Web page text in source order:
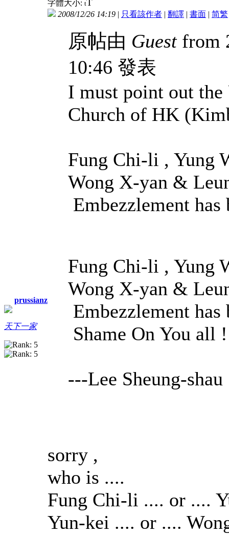
prussianz
天下一家
字體大小: t
2008/12/26 14:19 | 只看該作者 | 翻譯 | 書面 | 简繁
原帖由 Guestfrom
10:46 發表
I must point out the
Church of HK
Fung Chi-li , Yung
Wong X-yan &
Embezzlement has
Fung Chi-li , Yung
Wong X-yan &
Embezzlement
Shame On You all !
---Lee Sheung-shau
sorry ,
who is ....
Fung Chi-li .... or ....
Yun-kei .... or ....